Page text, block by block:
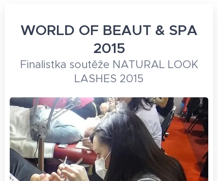
WORLD OF BEAUT & SPA
2015
Finalistka soutěže NATURAL LOOK
LASHES 2015